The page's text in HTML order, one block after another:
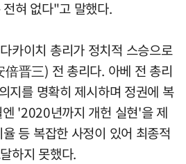
혀 없다"고 말했다.
카이치 총리가 정치적 스승으로
倍晋三) 전 총리다. 아베 전 총리
지를 명확히 제시하며 정권에 복
'2020년까지 개헌 실현'을 제
등 복잡한 사정이 있어 최종적
하지 못했다.